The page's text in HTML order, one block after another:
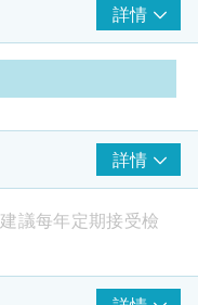
詳情
詳情
議每年定期接受檢